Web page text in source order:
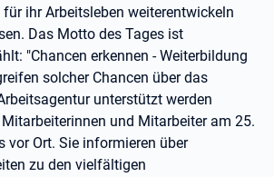
ihr Arbeitsleben weiterentwickeln
Das Motto des Tages ist
"Chancen erkennen - Weiterbildung
solcher Chancen über das
unterstützt werden
und Mitarbeiter am 25.
vor Ort. Sie informieren über
zu den vielfältigen